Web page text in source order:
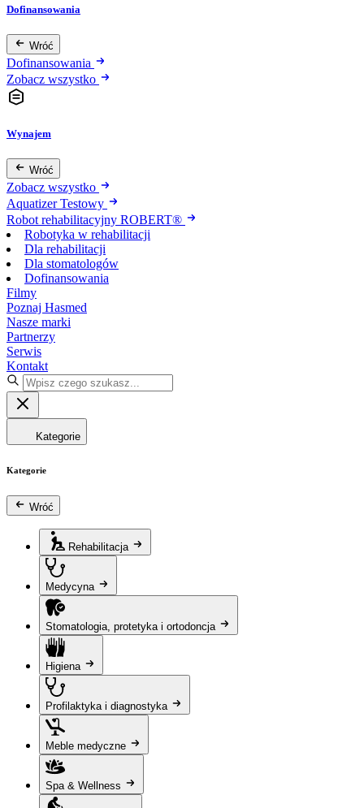
Dofinansowania
Wróć
Dofinansowania
Zobacz wszystko
Wynajem
Wróć
Zobacz wszystko
Aquatizer Testowy
Robot rehabilitacyjny ROBERT®
Robotyka w rehabilitacji
Dla rehabilitacji
Dla stomatologów
Dofinansowania
Filmy
Poznaj Hasmed
Nasze marki
Partnerzy
Serwis
Kontakt
Kategorie
Kategorie
Wróć
Rehabilitacja
Medycyna
Stomatologia, protetyka i ortodoncja
Higiena
Profilaktyka i diagnostyka
Meble medyczne
Spa & Wellness